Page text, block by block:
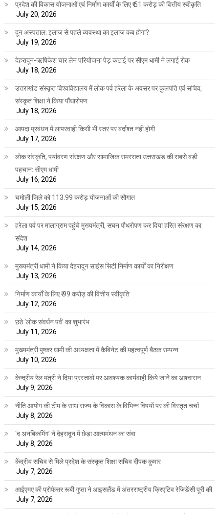
प्रदेश की विकास योजनाओं एवं निर्माण कार्यों के लिए ₹ 51 करोड़ की वित्तीय स्वीकृति
July 20, 2026
दून अस्पताल: इलाज से पहले व्यवस्था का इलाज कब होगा?
July 19, 2026
देहरादून-ऋषिकेश चार लेन परियोजना पेड़ कटाई पर सीएम धामी ने लगाई रोक
July 18, 2026
उत्तराखंड संस्कृत विश्वविद्यालय में लोक पर्व हरेला के अवसर पर कुलपति एवं सचिव,
संस्कृत शिक्षा ने किया पौंधारोपण
July 18, 2026
आपदा प्रबंधन में लापरवाही किसी भी स्तर पर बर्दाश्त नहीं होगी
July 17, 2026
लोक संस्कृति, पर्यावरण संरक्षण और सामाजिक समरसता उत्तराखंड की सबसे बड़ी
पहचान: सीएम धामी
July 16, 2026
चमोली जिले को 113.99 करोड़ योजनाओं की सौगात
July 15, 2026
हरेला पर्व पर मालाग्राम पहुंचे मुख्यमंत्री, सघन पौधरोपण कर दिया हरित संरक्षण का
संदेश
July 14, 2026
मुख्यमंत्री धामी ने किया देहरादून साइंस सिटी निर्माण कार्यों का निरीक्षण
July 13, 2026
निर्माण कार्यों के लिए ₹ 99 करोड़ की वित्तीय स्वीकृति
July 12, 2026
छठे ‘लोक संवर्धन पर्व’ का शुभारंभ
July 11, 2026
मुख्यमंत्री पुष्कर धामी की अध्यक्षता में कैबिनेट की महत्वपूर्ण बैठक सम्पन्न
July 10, 2026
केन्द्रीय रेल मंत्री ने दिया प्रस्तावों पर आवश्यक कार्यवाही किये जाने का आश्वासन
July 9, 2026
नीति आयोग की टीम के साथ राज्य के विकास के विभिन्न विषयों पर की विस्तृत चर्चा
July 8, 2026
‘द अनबिकमिंग’ ने देहरादून में छेड़ा आत्ममंथन का संवा
July 8, 2026
केंद्रीय सचिव से मिले प्रदेश के संस्कृत शिक्षा सचिव दीपक कुमार
July 7, 2026
आईएमए की प्रोफेसर रूबी गुप्ता ने आइसलैंड में अंतरराष्ट्रीय क्रिएटिव रेजिडेंसी पूरी की
July 7, 2026